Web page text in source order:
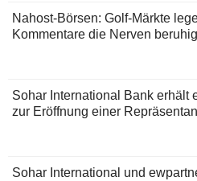
Nahost-Börsen: Golf-Märkte
Kommentare die Nerven
Sohar International Bank erhält
zur Eröffnung einer
Sohar International und